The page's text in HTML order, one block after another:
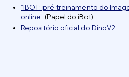
“IBOT: pré-treinamento do
online” (Papel do iBot)
Repositório oficial do DinoV2